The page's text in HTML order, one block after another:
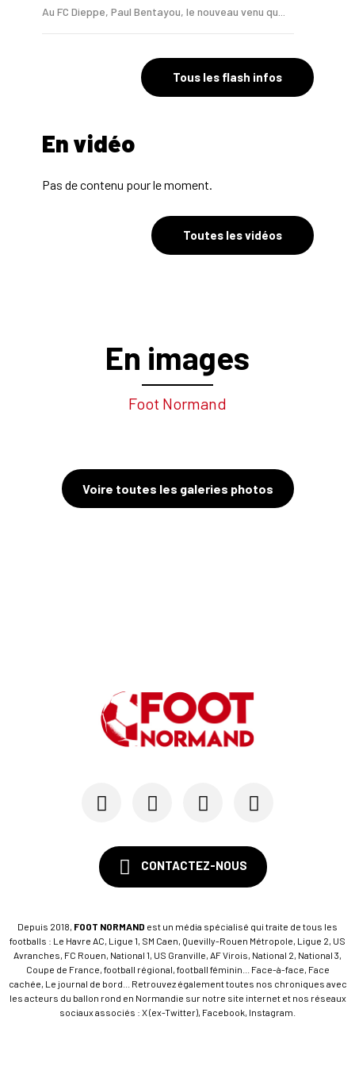
Au FC Dieppe, Paul Bentayou, le nouveau venu qu...
Au FC Dieppe, un groupe inévitablement renforcé...
Si le FC Dieppe est monté en N2, c'est bien pou...
Tous les flash infos
En vidéo
Pas de contenu pour le moment.
Toutes les vidéos
En images
Foot Normand
Voire toutes les galeries photos
CONTACTEZ-NOUS
Depuis 2018, FOOT NORMAND est un média spécialisé qui traite de tous les
footballs : Le Havre AC, Ligue 1, SM Caen, Quevilly-Rouen Métropole, Ligue 2, US
Avranches, FC Rouen, National 1, US Granville, AF Virois, National 2, National 3,
Coupe de France, football régional, football féminin... Face-à-face, Face
cachée, Le journal de bord... Retrouvez également toutes nos chroniques avec
les acteurs du ballon rond en Normandie sur notre site internet et nos réseaux
sociaux associés : X (ex-Twitter), Facebook, Instagram.